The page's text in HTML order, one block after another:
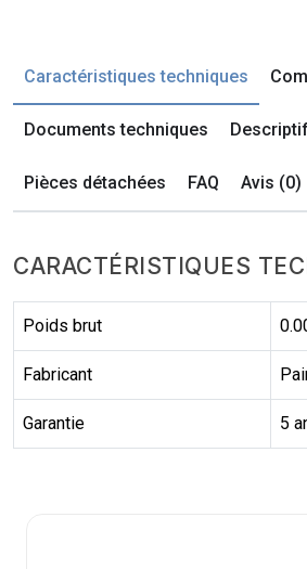
Caractéristiques techniques
Documents techniques Descriptif
Pièces détachées FAQ Avis (0)
CARACTÉRISTIQUES
Poids brut
Fabricant
Garantie 5